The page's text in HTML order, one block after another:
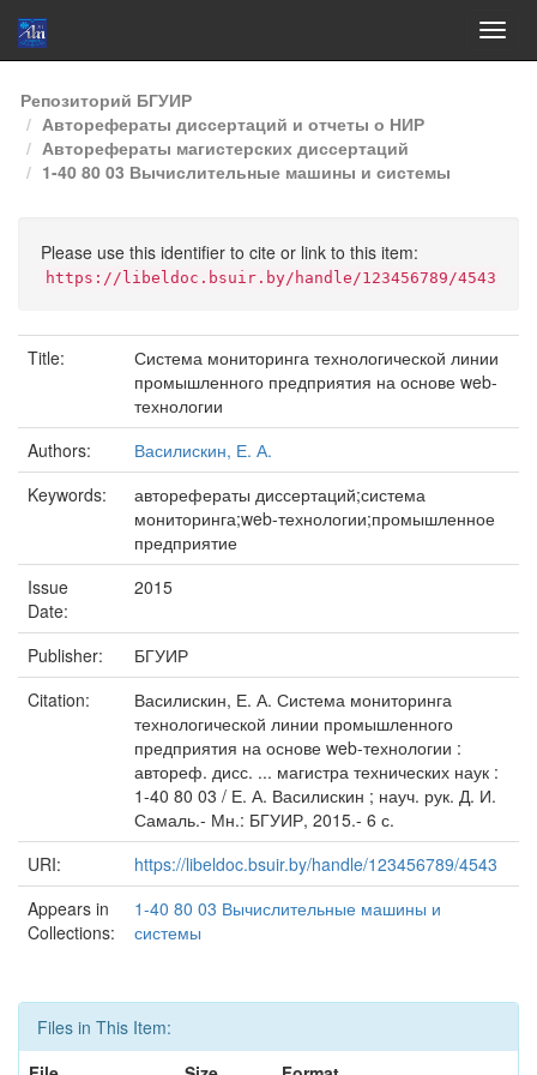
Skip
navigation
Репозиторий БГУИР
Авторефераты диссертаций и отчеты о НИР
Авторефераты магистерских диссертаций
1-40 80 03 Вычислительные машины и системы
Please use this identifier to cite or link to this item:
https://libeldoc.bsuir.by/handle/123456789/4543
Title:
Система мониторинга технологической линии
промышленного предприятия на основе web-
технологии
Authors:
Василискин, Е. А.
Keywords:
авторефераты диссертаций;система
мониторинга;web-технологии;промышленное
предприятие
Issue
Date:
2015
Publisher:
БГУИР
Citation:
Василискин, Е. А. Система мониторинга
технологической линии промышленного
предприятия на основе web-технологии :
автореф. дисс. ... магистра технических наук :
1-40 80 03 / Е. А. Василискин ; науч. рук. Д. И.
Самаль.- Мн.: БГУИР, 2015.- 6 с.
URI:
https://libeldoc.bsuir.by/handle/123456789/4543
Appears in
Collections:
1-40 80 03 Вычислительные машины и
системы
Files in This Item: